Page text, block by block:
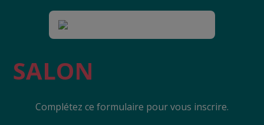
SALON
Complétez ce formulaire pour vous inscrire.